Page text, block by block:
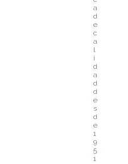
a
d
e
c
a
l
i
d
a
d
d
e
s
d
e
1
9
5
1